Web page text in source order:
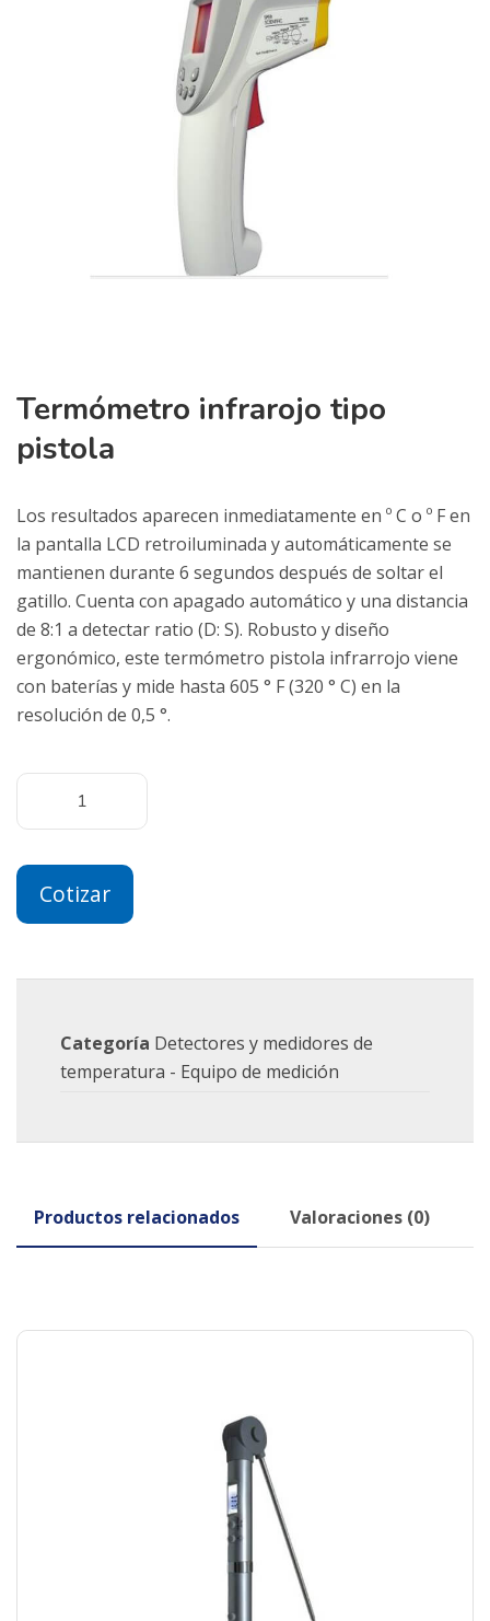
Termómetro infrarojo tipo
pistola
Los resultados aparecen inmediatamente en º C o º F en
la pantalla LCD retroiluminada y automáticamente se
mantienen durante 6 segundos después de soltar el
gatillo. Cuenta con apagado automático y una distancia
de 8:1 a detectar ratio (D: S). Robusto y diseño
ergonómico, este termómetro pistola infrarrojo viene
con baterías y mide hasta 605 ° F (320 ° C) en la
resolución de 0,5 °.
Cotizar
Categoría Detectores y medidores de
temperatura - Equipo de medición
Productos relacionados Valoraciones (0)